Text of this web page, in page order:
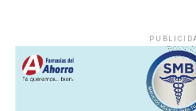
Asimismo, se pronostica la
entre viernes y fin de semana.